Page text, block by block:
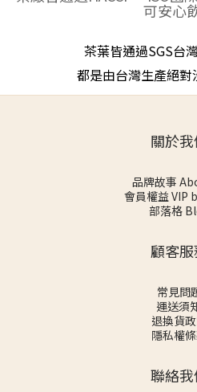
可安心
茶葉皆通過SGS台
都是由台灣生產絕
關於
品牌故事
會員權益 VIP
部落格
顧客
常見問
運送須
退換貨
隱私權
聯絡我